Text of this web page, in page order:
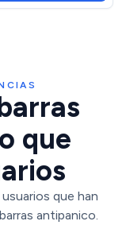
que
que han
antipanico.